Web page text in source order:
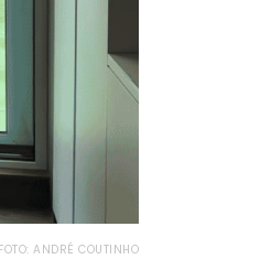
ANDRÉ COUTINHO